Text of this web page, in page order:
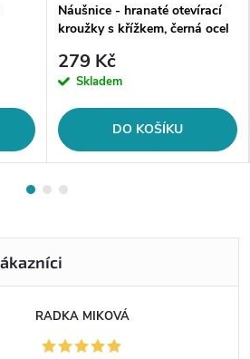
Náušnice - hranaté otevírací
kroužky s křížkem, černá ocel
279 Kč
Skladem
DO KOŠÍKU
RADKA MIKOVÁ